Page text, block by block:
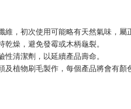
維，初次使用可能略有天然氣味，屬
乾燥，避免發霉或木柄龜裂。
性清潔劑，以延續產品壽命。
及植物刷毛製作，每個產品將會有顏